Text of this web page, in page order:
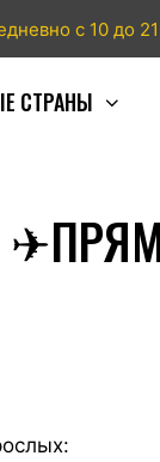
с 10 до
СТРАНЫ